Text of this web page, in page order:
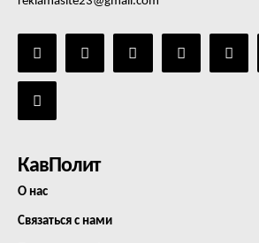
КавПолит
О нас
Связаться с нами